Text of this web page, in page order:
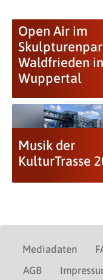
Open Air im
Waldfrieden in
Wuppertal
Musik der
KulturTrasse
Mediadaten
AGB